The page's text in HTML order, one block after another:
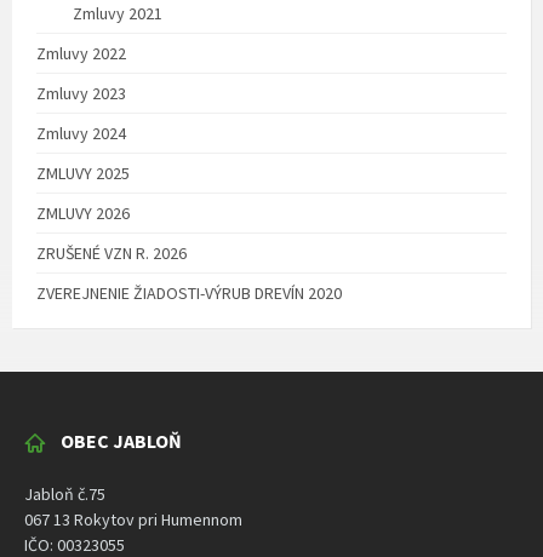
Zmluvy 2021
Zmluvy 2022
Zmluvy 2023
Zmluvy 2024
ZMLUVY 2025
ZMLUVY 2026
ZRUŠENÉ VZN R. 2026
ZVEREJNENIE ŽIADOSTI-VÝRUB DREVÍN 2020
OBEC JABLOŇ
Jabloň č.75
067 13 Rokytov pri Humennom
IČO: 00323055